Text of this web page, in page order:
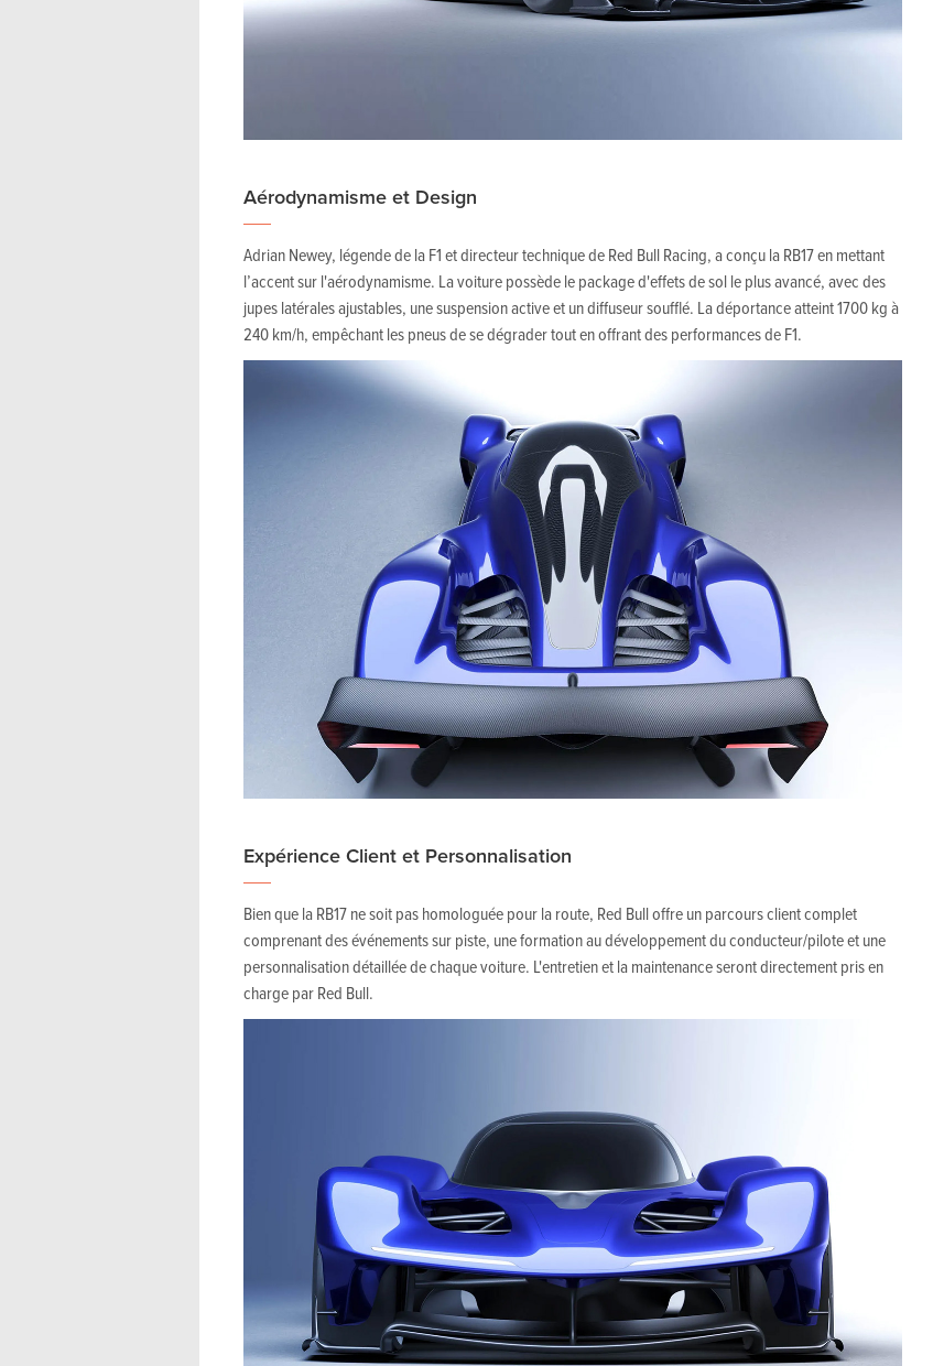
Aérodynamisme et Design
Adrian Newey, légende de la F1 et directeur technique de Red Bull Racing, a conçu la RB17 en mettant
l’accent sur l'aérodynamisme. La voiture possède le package d'effets de sol le plus avancé, avec des
jupes latérales ajustables, une suspension active et un diffuseur soufflé. La déportance atteint 1700 kg à
240 km/h, empêchant les pneus de se dégrader tout en offrant des performances de F1.
Expérience Client et Personnalisation
Bien que la RB17 ne soit pas homologuée pour la route, Red Bull offre un parcours client complet
comprenant des événements sur piste, une formation au développement du conducteur/pilote et une
personnalisation détaillée de chaque voiture. L'entretien et la maintenance seront directement pris en
charge par Red Bull.